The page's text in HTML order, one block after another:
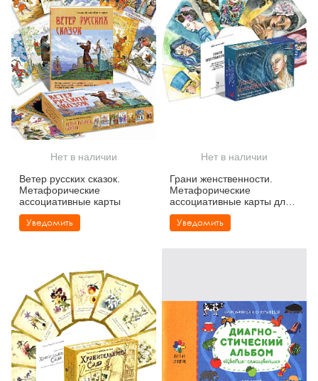
Нет в наличии
Ветер русских сказок.
Метафорические
ассоциативные карты
Уведомить
Нет в наличии
Грани женственности.
Метафорические
ассоциативные карты для
познания и принятия себя
Уведомить